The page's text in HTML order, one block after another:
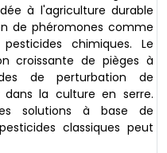
à l'agriculture durable
de phéromones comme
chimiques. Le
croissante de pièges à
de perturbation de
la culture en serre.
solutions à base de
classiques peut